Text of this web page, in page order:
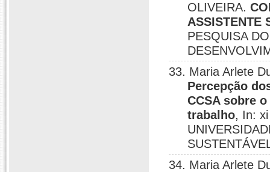
OLIVEIRA.
ASSISTENTE
PESQUISA
33. Maria Arlete
Percepção
CCSA sobre
trabalho, In:
34. Maria Arlete